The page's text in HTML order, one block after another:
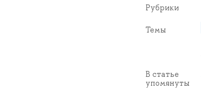
Рубрики
Темы
В статье
упомянуты